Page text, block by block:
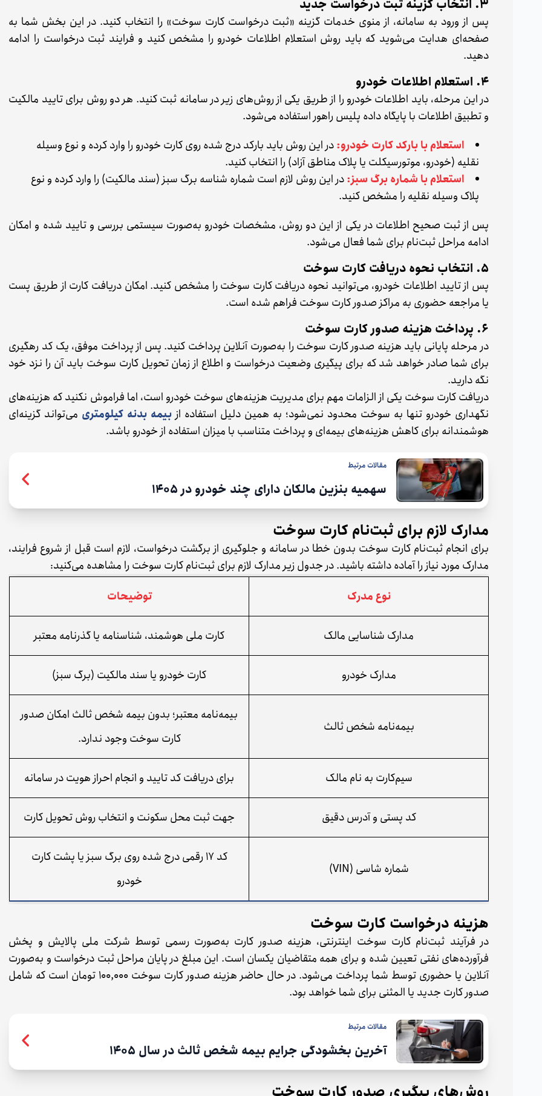
۳. انتخاب گزینه ثبت درخواست جدید
پس از ورود به سامانه، از منوی خدمات گزینه «ثبت درخواست کارت سوخت» را انتخاب کنید. در این بخش شما به
صفحه‌ای هدایت می‌شوید که باید روش استعلام اطلاعات خودرو را مشخص کنید و فرایند ثبت درخواست را ادامه
دهید.
۴. استعلام اطلاعات خودرو
در این مرحله، باید اطلاعات خودرو را از طریق یکی از روش‌های زیر در سامانه ثبت کنید. هر دو روش برای تایید مالکیت
و تطبیق اطلاعات با پایگاه داده پلیس راهور استفاده می‌شود.
استعلام با بارکد کارت خودرو:در این روش باید بارکد درج شده روی کارت خودرو را وارد کرده و نوع وسیله
نقلیه (خودرو، موتورسیکلت یا پلاک مناطق آزاد) را انتخاب کنید.
استعلام با شماره برگ سبز:در این روش لازم است شماره شناسه برگ سبز (سند مالکیت) را وارد کرده و نوع
پلاک وسیله نقلیه را مشخص کنید.
پس از ثبت صحیح اطلاعات در یکی از این دو روش، مشخصات خودرو به‌صورت سیستمی بررسی و تایید شده و امکان
ادامه مراحل ثبت‌نام برای شما فعال می‌شود.
۵. انتخاب نحوه دریافت کارت سوخت
پس از تایید اطلاعات خودرو، می‌توانید نحوه دریافت کارت سوخت را مشخص کنید. امکان دریافت کارت از طریق پست
یا مراجعه حضوری به مراکز صدور کارت سوخت فراهم شده است.
۶. پرداخت هزینه صدور کارت سوخت
در مرحله پایانی باید هزینه صدور کارت سوخت را به‌صورت آنلاین پرداخت کنید. پس از پرداخت موفق، یک کد رهگیری
برای شما صادر خواهد شد که برای پیگیری وضعیت درخواست و اطلاع از زمان تحویل کارت سوخت باید آن را نزد خود
نگه دارید.
دریافت کارت سوخت یکی از الزامات مهم برای مدیریت هزینه‌های سوخت خودرو است، اما فراموش نکنید که هزینه‌های
نگهداری خودرو تنها به سوخت محدود نمی‌شود؛ به همین دلیل استفاده ازبیمه بدنه کیلومتری می‌تواند گزینه‌ای
هوشمندانه برای کاهش هزینه‌های بیمه‌ای و پرداخت متناسب با میزان استفاده از خودرو باشد.
مقالات مرتبط
سهمیه بنزین مالکان دارای چند خودرو در 1405
مدارک لازم برای ثبت‌نام کارت سوخت
برای انجام ثبت‌نام کارت سوخت بدون خطا در سامانه و جلوگیری از برگشت درخواست، لازم است قبل از شروع فرایند،
مدارک مورد نیاز را آماده داشته باشید. در جدول زیر مدارک لازم برای ثبت‌نام کارت سوخت را مشاهده می‌کنید:
نوع مدرک
توضیحات
مدارک شناسایی مالک کارت ملی هوشمند، شناسنامه یا گذرنامه معتبر
مدارک خودرو کارت خودرو یا سند مالکیت (برگ سبز)
بیمه‌نامه شخص ثالث
بیمه‌نامه معتبر؛ بدون بیمه شخص ثالث امکان صدور
کارت سوخت وجود ندارد.
سیم‌کارت به نام مالک برای دریافت کد تایید و انجام احراز هویت در سامانه
کد پستی و آدرس دقیق جهت ثبت محل سکونت و انتخاب روش تحویل کارت
شماره شاسی (VIN)
کد ۱۷ رقمی درج شده روی برگ سبز یا پشت کارت
خودرو
هزینه درخواست کارت سوخت
در فرآیند ثبت‌نام کارت سوخت اینترنتی، هزینه صدور کارت به‌صورت رسمی توسط شرکت ملی پالایش و پخش
فرآورده‌های نفتی تعیین شده و برای همه متقاضیان یکسان است. این مبلغ در پایان مراحل ثبت درخواست و به‌صورت
آنلاین یا حضوری توسط شما پرداخت می‌شود. در حال حاضر هزینه صدور کارت سوخت ۱۰۰,۰۰۰ تومان است که شامل
صدور کارت جدید یا المثنی برای شما خواهد بود.
مقالات مرتبط
آخرین بخشودگی جرایم بیمه شخص ثالث در سال 1405